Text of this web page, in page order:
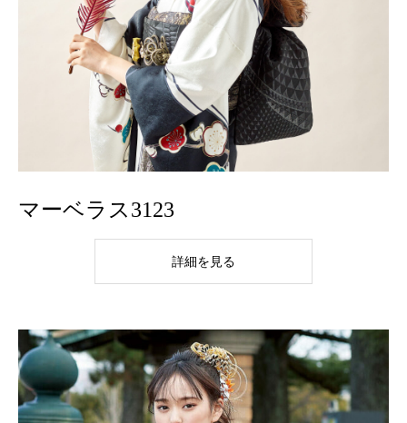
マーベラス3123
詳細を見る